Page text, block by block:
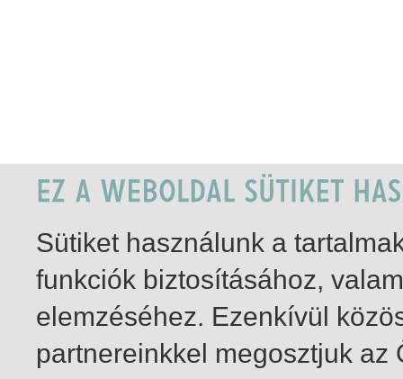
Sütiket használunk a
funkciók biztosításához,
elemzéséhez. Ezenkívül
partnereinkkel megosztjuk